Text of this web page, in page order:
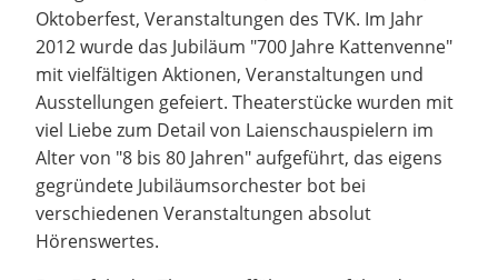
Oktoberfest, Veranstaltungen des TVK. Im Jahr
2012 wurde das Jubiläum "700 Jahre Kattenvenne"
mit vielfältigen Aktionen, Veranstaltungen und
Ausstellungen gefeiert. Theaterstücke wurden mit
viel Liebe zum Detail von Laienschauspielern im
Alter von "8 bis 80 Jahren" aufgeführt, das eigens
gegründete Jubiläumsorchester bot bei
verschiedenen Veranstaltungen absolut
Hörenswertes.